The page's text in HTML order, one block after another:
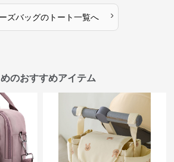
ズバッグのトート一覧へ ›
のおすすめアイテム